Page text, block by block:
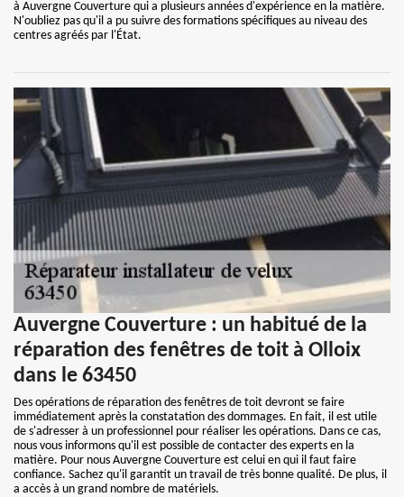
à Auvergne Couverture qui a plusieurs années d'expérience en la matière.
N'oubliez pas qu'il a pu suivre des formations spécifiques au niveau des
centres agréés par l'État.
Auvergne Couverture : un habitué de la
réparation des fenêtres de toit à Olloix
dans le 63450
Des opérations de réparation des fenêtres de toit devront se faire
immédiatement après la constatation des dommages. En fait, il est utile
de s'adresser à un professionnel pour réaliser les opérations. Dans ce cas,
nous vous informons qu'il est possible de contacter des experts en la
matière. Pour nous Auvergne Couverture est celui en qui il faut faire
confiance. Sachez qu'il garantit un travail de très bonne qualité. De plus, il
a accès à un grand nombre de matériels.